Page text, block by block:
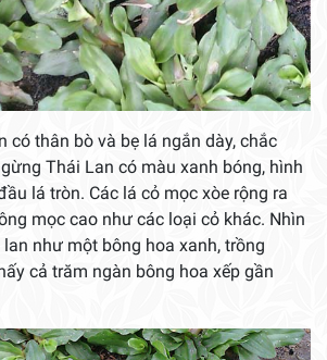
có thân bò và bẹ lá ngắn dày, chắc
Thái Lan có màu xanh bóng, hình
lá tròn. Các lá cỏ mọc xòe rộng ra
mọc cao như các loại cỏ khác. Nhìn
như một bông hoa xanh, trồng
cả trăm ngàn bông hoa xếp gần